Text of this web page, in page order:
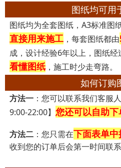
图纸均可用
图纸均为全套图纸，A3标准图
直接用来施工，每套图纸都由
成，设计经验6年以上，图纸
看懂图纸，施工时少走弯路。
如何订购
方法一：您可以联系我们客服
9:00-22:00】 您还可以自助下
方法二：您只需在下面表单
收到您的订单后会第一时间联系